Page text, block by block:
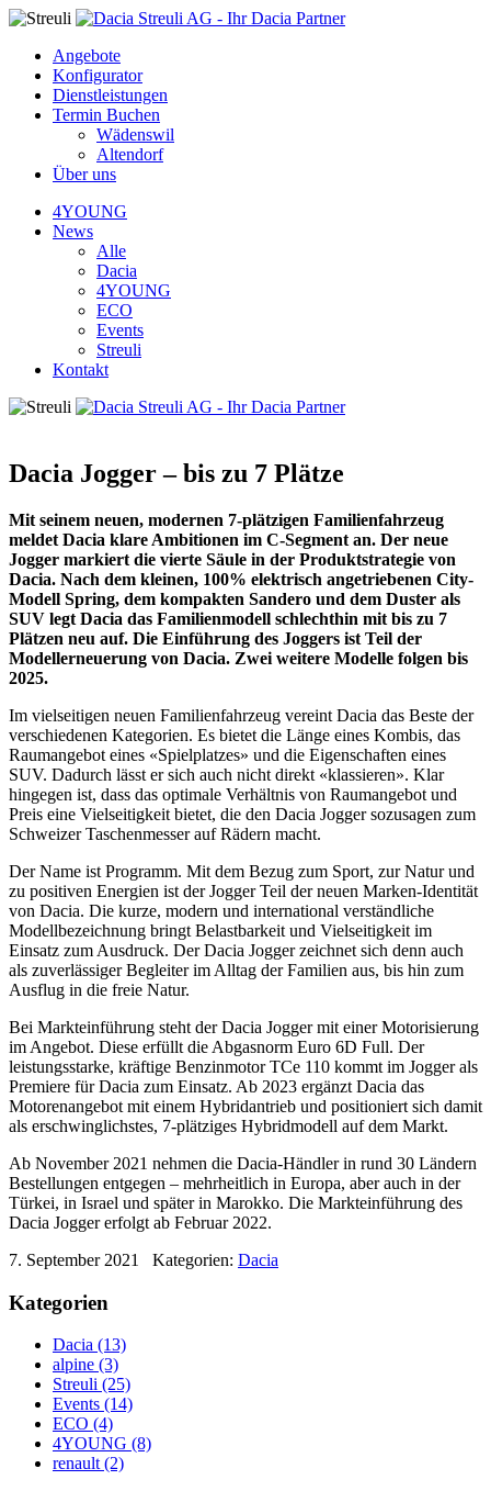
Angebote
Konfigurator
Dienstleistungen
Termin Buchen
Wädenswil
Altendorf
Über uns
4YOUNG
News
Alle
Dacia
4YOUNG
ECO
Events
Streuli
Kontakt
Dacia Jogger – bis zu 7 Plätze
Mit seinem neuen, modernen 7-plätzigen Familienfahrzeug
meldet Dacia klare Ambitionen im C-Segment an. Der neue
Jogger markiert die vierte Säule in der Produktstrategie von
Dacia. Nach dem kleinen, 100% elektrisch angetriebenen City-
Modell Spring, dem kompakten Sandero und dem Duster als
SUV legt Dacia das Familienmodell schlechthin mit bis zu 7
Plätzen neu auf. Die Einführung des Joggers ist Teil der
Modellerneuerung von Dacia. Zwei weitere Modelle folgen bis
2025.
Im vielseitigen neuen Familienfahrzeug vereint Dacia das Beste der
verschiedenen Kategorien. Es bietet die Länge eines Kombis, das
Raumangebot eines «Spielplatzes» und die Eigenschaften eines
SUV. Dadurch lässt er sich auch nicht direkt «klassieren». Klar
hingegen ist, dass das optimale Verhältnis von Raumangebot und
Preis eine Vielseitigkeit bietet, die den Dacia Jogger sozusagen zum
Schweizer Taschenmesser auf Rädern macht.
Der Name ist Programm. Mit dem Bezug zum Sport, zur Natur und
zu positiven Energien ist der Jogger Teil der neuen Marken-Identität
von Dacia. Die kurze, modern und international verständliche
Modellbezeichnung bringt Belastbarkeit und Vielseitigkeit im
Einsatz zum Ausdruck. Der Dacia Jogger zeichnet sich denn auch
als zuverlässiger Begleiter im Alltag der Familien aus, bis hin zum
Ausflug in die freie Natur.
Bei Markteinführung steht der Dacia Jogger mit einer Motorisierung
im Angebot. Diese erfüllt die Abgasnorm Euro 6D Full. Der
leistungsstarke, kräftige Benzinmotor TCe 110 kommt im Jogger als
Premiere für Dacia zum Einsatz. Ab 2023 ergänzt Dacia das
Motorenangebot mit einem Hybridantrieb und positioniert sich damit
als erschwinglichstes, 7-plätziges Hybridmodell auf dem Markt.
Ab November 2021 nehmen die Dacia-Händler in rund 30 Ländern
Bestellungen entgegen – mehrheitlich in Europa, aber auch in der
Türkei, in Israel und später in Marokko. Die Markteinführung des
Dacia Jogger erfolgt ab Februar 2022.
7. September 2021
Kategorien: Dacia
Kategorien
Dacia (13)
alpine (3)
Streuli (25)
Events (14)
ECO (4)
4YOUNG (8)
renault (2)